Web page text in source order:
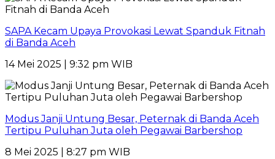
SAPA Kecam Upaya Provokasi Lewat Spanduk Fitnah
di Banda Aceh
14 Mei 2025 | 9:32 pm WIB
Modus Janji Untung Besar, Peternak di Banda Aceh
Tertipu Puluhan Juta oleh Pegawai Barbershop
8 Mei 2025 | 8:27 pm WIB